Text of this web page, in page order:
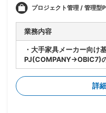
プロジェクト管理 / 管理型
業務内容
・大手家具メーカー向け
PJ(COMPANY→OBIC7)
画
・OBIC7と周辺システム
・人事給与領域の各種マ
算データ等の連携仕様妥
詳